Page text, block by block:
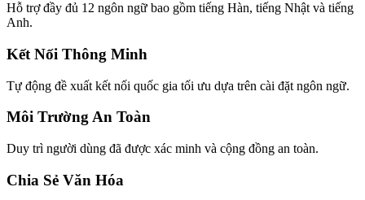
Hỗ trợ đầy đủ 12 ngôn ngữ bao gồm tiếng Hàn, tiếng Nhật và tiếng
Anh.
Kết Nối Thông Minh
Tự động đề xuất kết nối quốc gia tối ưu dựa trên cài đặt ngôn ngữ.
Môi Trường An Toàn
Duy trì người dùng đã được xác minh và cộng đồng an toàn.
Chia Sẻ Văn Hóa